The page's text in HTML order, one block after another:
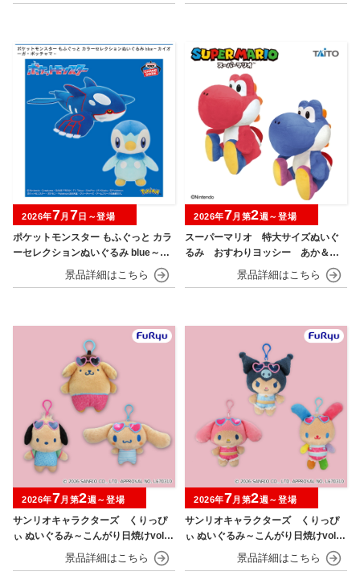
ポケットモンスター もふぐっと カラ
ーセレクションぬいぐるみ blue～カ
イオーガ・ポッチャマ～
2026年7月 7日～登場
スーパーマリオ 特大サイズぬいぐ
るみ おすわりヨッシー あか＆あ
2026年7月第2週～登場
サンリオキャラクターズ くりっぴ
ぃ ぬいぐるみ～こんがり日焼けvol.1
2026年7月第2週～登場
サンリオキャラクターズ くりっぴ
ぃ ぬいぐるみ～こんがり日焼けvol.2
2026年7月第2週～登場